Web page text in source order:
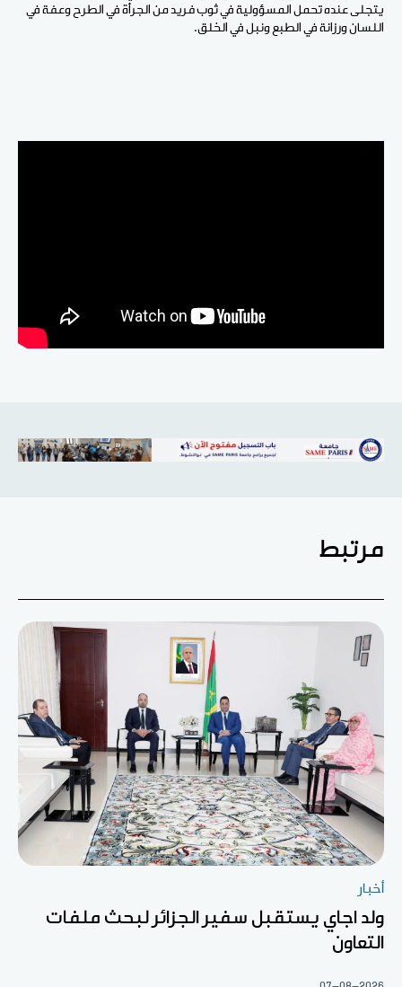
يتجلى عنده تحمل المسؤولية في ثوب فريد من الجرأة في الطرح وعفة في
اللسان ورزانة في الطبع ونبل في الخلق.
مرتبط
أخبار
ولد اجاي يستقبل سفير الجزائر لبحث ملفات
التعاون